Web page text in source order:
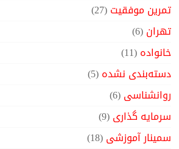
تمرین موفقیت(27)
تهران(6)
خانواده(11)
دسته‌بندی نشده(5)
روانشناسی(6)
سرمایه گذاری(9)
سمینار آموزشی(18)